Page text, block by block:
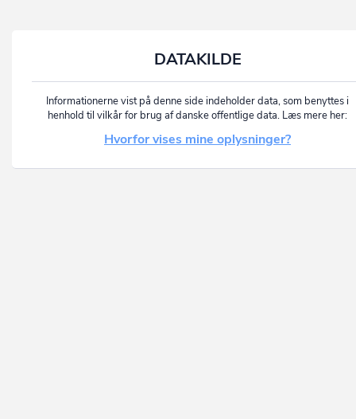
DATAKILDE
Informationerne vist på denne side indeholder data, som benyttes i
henhold til vilkår for brug af danske offentlige data. Læs mere her:
Hvorfor vises mine oplysninger?